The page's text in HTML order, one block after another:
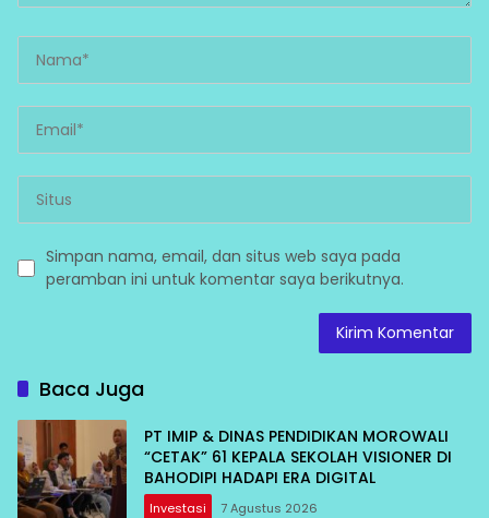
Simpan nama, email, dan situs web saya pada
peramban ini untuk komentar saya berikutnya.
Baca Juga
PT IMIP & DINAS PENDIDIKAN MOROWALI
“CETAK” 61 KEPALA SEKOLAH VISIONER DI
BAHODIPI HADAPI ERA DIGITAL
Investasi 7 Agustus 2026